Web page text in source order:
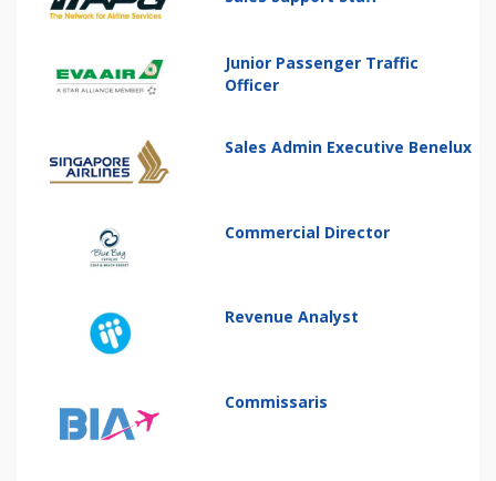
Junior Passenger Traffic
Officer
Sales Admin Executive Benelux
Commercial Director
Revenue Analyst
Commissaris